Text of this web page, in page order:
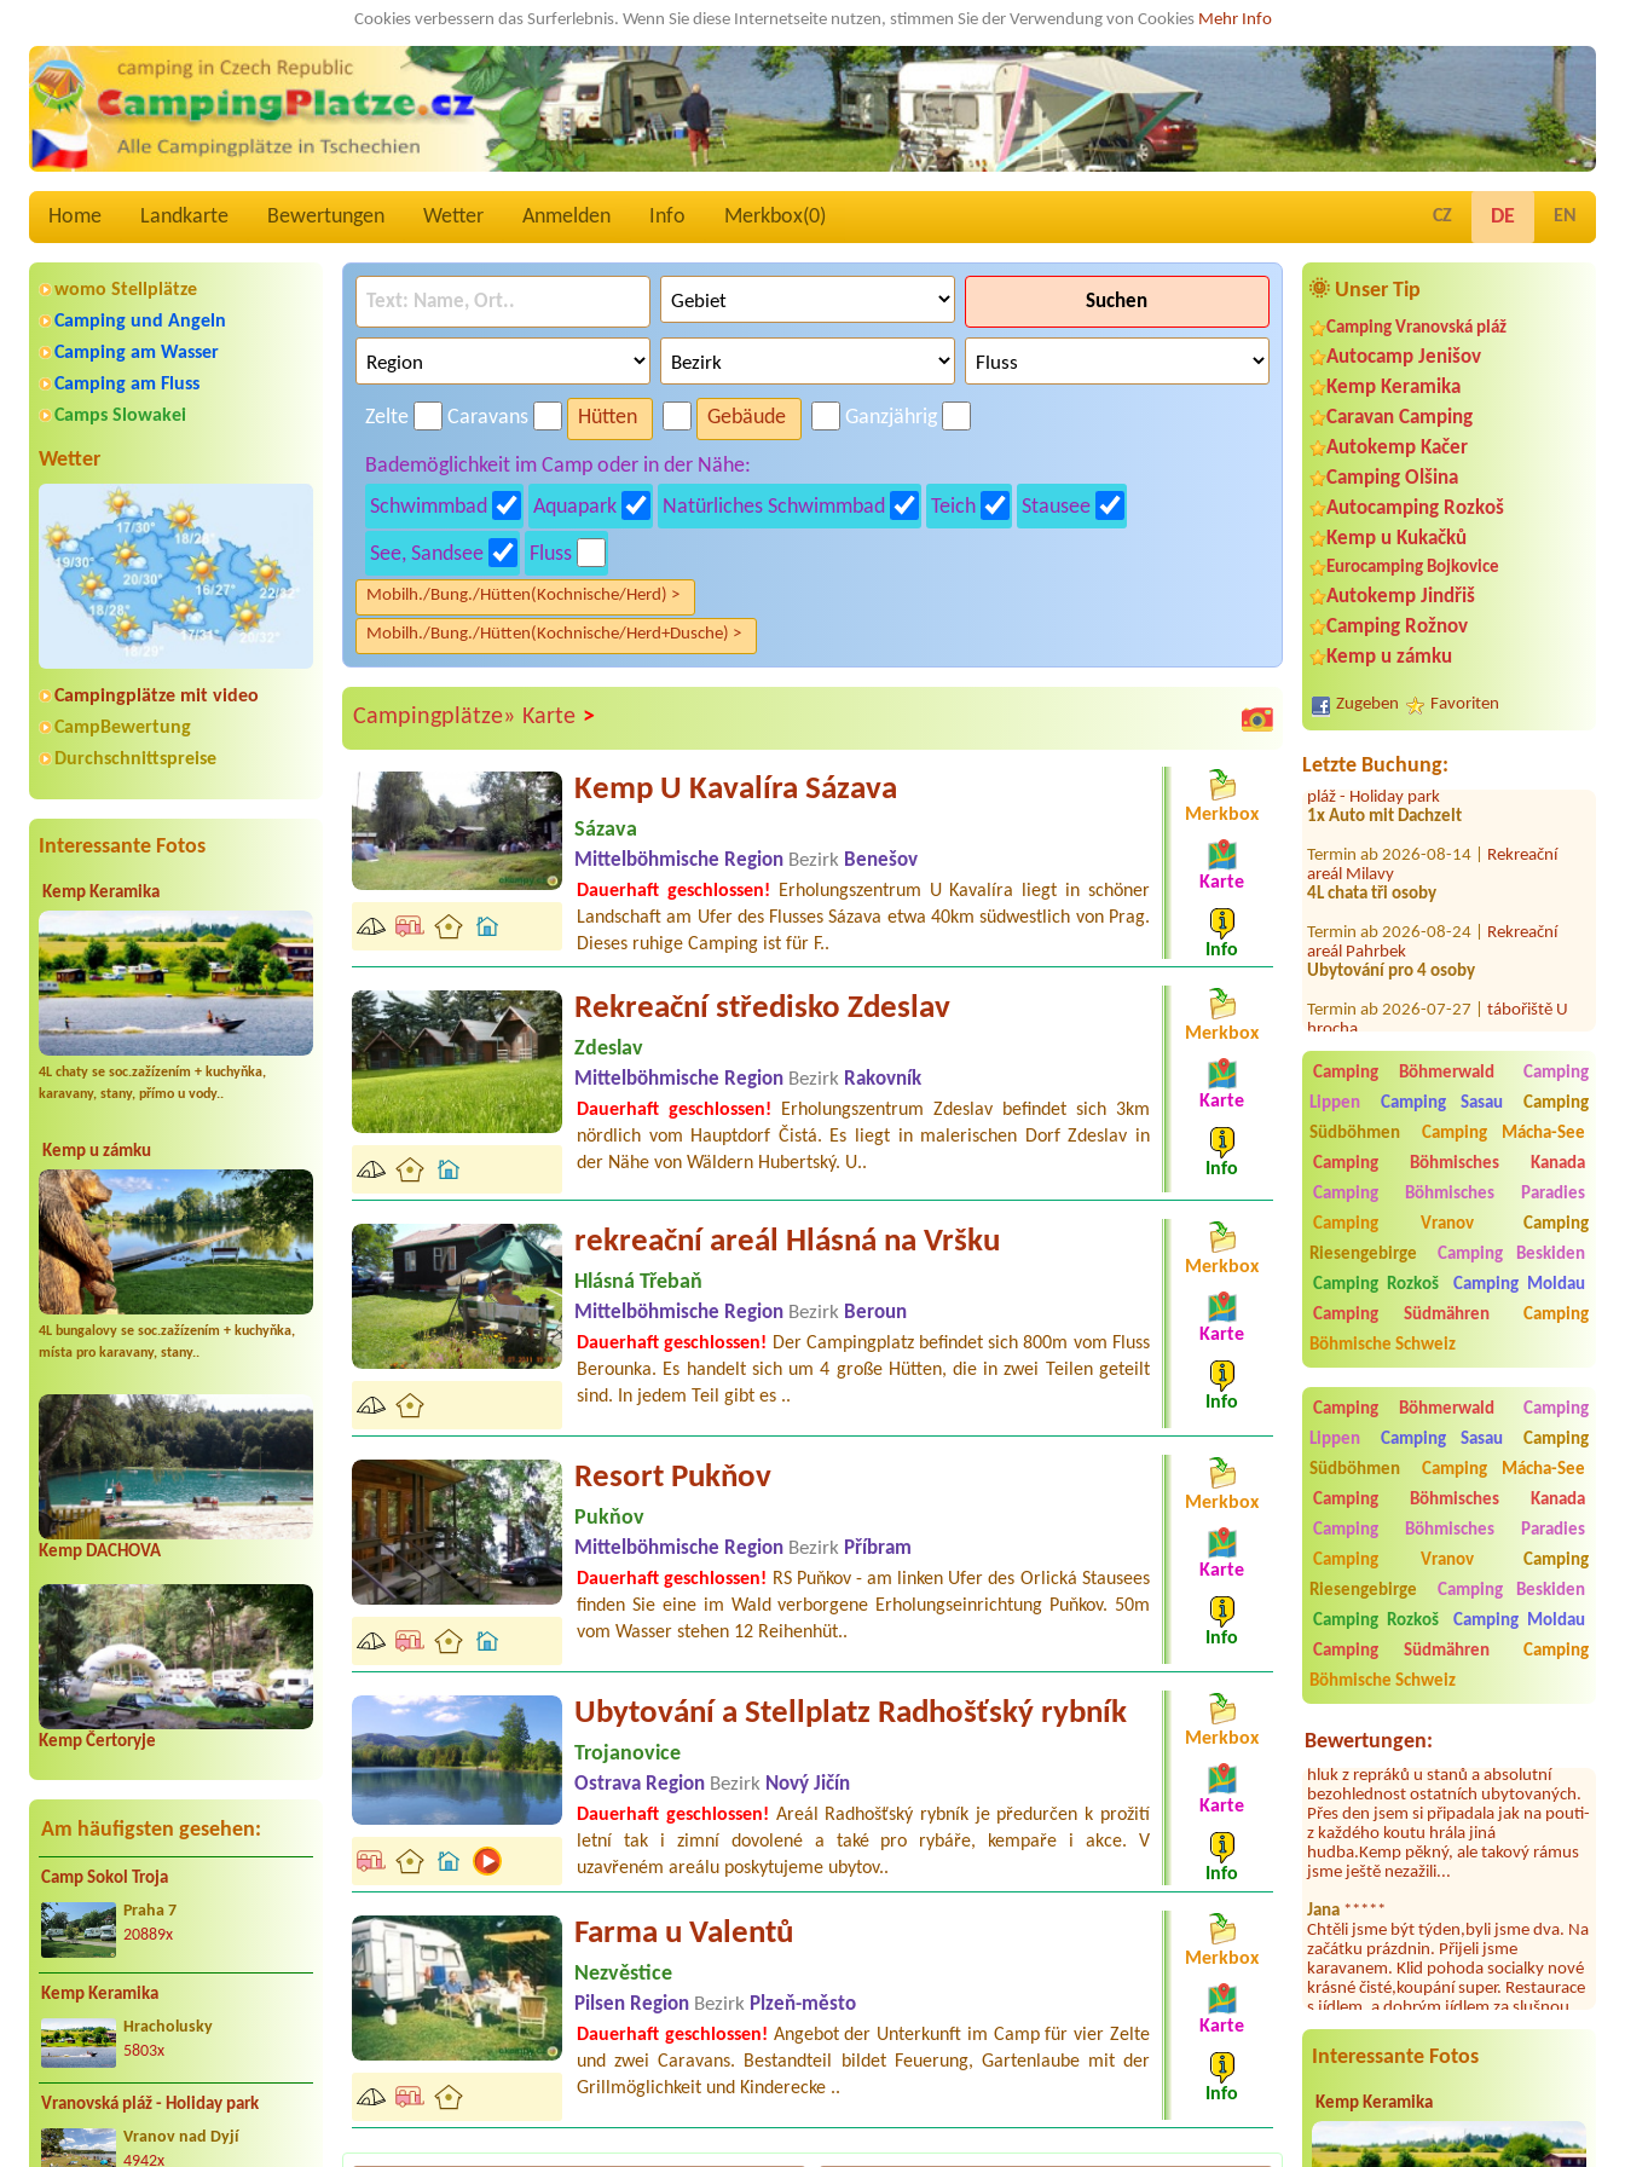
Cookies verbessern das Surferlebnis. Wenn Sie diese Internetseite nutzen, stimmen Sie der Verwendung von Cookies Mehr Info
Home Landkarte Bewertungen Wetter Anmelden Info Merkbox(0) CZ DE EN
womo Stellplätze
Camping und Angeln
Camping am Wasser
Camping am Fluss
Camps Slowakei
Wetter
Campingplätze mit video
CampBewertung
Durchschnittspreise
Interessante Fotos
Kemp Keramika
4L chaty se soc.zažízením + kuchyňka,
karavany, stany, přímo u vody..
Kemp u zámku
4L bungalovy se soc.zažízením + kuchyňka,
místa pro karavany, stany..
Kemp DACHOVA
Kemp Čertoryje
Am häufigsten gesehen:
Camp Sokol Troja
Praha 7
20889x
Kemp Keramika
Hracholusky
5803x
Vranovská pláž - Holiday park
Vranov nad Dyjí
4942x
🌞 Unser Tip
Camping Vranovská pláž
Autocamp Jenišov
Kemp Keramika
Caravan Camping
Autokemp Kačer
Camping Olšina
Autocamping Rozkoš
Kemp u Kukačků
Eurocamping Bojkovice
Autokemp Jindřiš
Camping Rožnov
Kemp u zámku
Zugeben Favoriten
Letzte Buchung:
Termin ab 2026-08-02 |
Praha Klánovice*****
1x Stellplatz mit Strom
Soumarský Most
1 místo pro stan1 místo u vody
Termin ab 2026-07-31 |
pláž - Holiday park
1x Auto mit Dachzelt
areál Milavy
4L chata tři osoby
areál Pahrbek
Ubytování pro 4 osoby
hrocha
Termin ab 2026-07-28 |Hotel a kemp
Formule***
3 dospělý a 1x 14 let
Termin ab 2026-07-31 |Kemp
3L chatka se sociálním
zařízením+luzkoviny
Termin ab 2026-07-29 |
Kemp a
koupaliště Michal
2 místa pro stany, 4 dospělí+ 2 děti
(2roky)
Termin ab 2026-08-05 |Autocamp
OASA Staňkov
Camping Böhmerwald
Camping
Lippen
Camping Sasau
Camping
Südböhmen
Camping Mácha-See
Camping Böhmisches Kanada
Camping Böhmisches Paradies
Camping Vranov
Camping
Riesengebirge
Camping Beskiden
Camping Rozkoš
Camping Moldau
Camping Südmähren
Camping
Böhmische Schweiz
Camping Böhmerwald
Camping
Lippen
Camping Sasau
Camping
Südböhmen
Camping Mácha-See
Camping Böhmisches Kanada
Camping Böhmisches Paradies
Camping Vranov
Camping
Riesengebirge
Camping Beskiden
Camping Rozkoš
Camping Moldau
Camping Südmähren
Camping
Böhmische Schweiz
Bewertungen:
Aneta Melicharová***
Byli jsme zde v týdnu od 25.7. do 1.8.
2026. Kemp jako takový je pěkný. V
umývárně i na WC bylo vždy čisto,
doplněný papír i utěrky, což při
množství návštěvníků není
Co nás ale velice zklamalo byl celodenní
hluk z repráků u stanů a absolutní
bezohlednost ostatních ubytovaných.
Přes den jsem si připadala jak na pouti-
z každého koutu hrála jiná
hudba.Kemp pěkný, ale takový rámus
jsme ještě nezažili...
Chtěli jsme být týden,byli jsme dva. Na
začátku prázdnin. Přijeli jsme
karavanem. Klid pohoda socialky nové
krásné čisté,koupání super. Restaurace
s jídlem, a dobrým jídlem za slušnou
cenu na dosah, a spoustu možností na
výlety. Veškerý personál se choval
slušně mile. Nám se v kempu líbilo.
Byli jsme zde s dětmi na 5 nocí,
výborné vybavení kempu, čisto všude.
Výborná káva, mošt i víno a další.Milí
hostitelé, vždy usměvaví a ochotní,
Interessante Fotos
Kemp Keramika
Suchen
Zelte Caravans Hütten Gebäude Ganzjährig
Bademöglichkeit im Camp oder in der Nähe:
Schwimmbad
Aquapark Natürliches Schwimmbad Teich Stausee
See, Sandsee Fluss
Mobilh./Bung./Hütten(Kochnische/Herd) >
Mobilh./Bung./Hütten(Kochnische/Herd+Dusche) >
Campingplätze» Karte >
Kemp U Kavalíra Sázava
Sázava
Mittelböhmische Region Bezirk Benešov
Dauerhaft geschlossen! Erholungszentrum U Kavalíra liegt in schöner
Landschaft am Ufer des Flusses Sázava etwa 40km südwestlich von Prag.
Dieses ruhige Camping ist für F..
Merkbox
Karte
Info
Rekreační středisko Zdeslav
Zdeslav
Mittelböhmische Region Bezirk Rakovník
Dauerhaft geschlossen! Erholungszentrum Zdeslav befindet sich 3km
nördlich vom Hauptdorf Čistá. Es liegt in malerischen Dorf Zdeslav in
der Nähe von Wäldern Hubertský. U..
Merkbox
Karte
Info
rekreační areál Hlásná na Vršku
Hlásná Třebaň
Mittelböhmische Region Bezirk Beroun
Dauerhaft geschlossen! Der Campingplatz befindet sich 800m vom Fluss
Berounka. Es handelt sich um 4 große Hütten, die in zwei Teilen geteilt
sind. In jedem Teil gibt es ..
Merkbox
Karte
Info
Resort Pukňov
Pukňov
Mittelböhmische Region Bezirk Příbram
Dauerhaft geschlossen! RS Puňkov - am linken Ufer des Orlická Stausees
finden Sie eine im Wald verborgene Erholungseinrichtung Puňkov. 50m
vom Wasser stehen 12 Reihenhüt..
Merkbox
Karte
Info
Ubytování a Stellplatz Radhošťský rybník
Trojanovice
Ostrava Region Bezirk Nový Jičín
Dauerhaft geschlossen! Areál Radhošťský rybník je předurčen k prožití
letní tak i zimní dovolené a také pro rybáře, kempaře i akce. V
uzavřeném areálu poskytujeme ubytov..
Merkbox
Karte
Info
Farma u Valentů
Nezvěstice
Pilsen Region Bezirk Plzeň-město
Dauerhaft geschlossen! Angebot der Unterkunft im Camp für vier Zelte
und zwei Caravans. Bestandteil bildet Feuerung, Gartenlaube mit der
Grillmöglichkeit und Kinderecke ..
Merkbox
Karte
Info